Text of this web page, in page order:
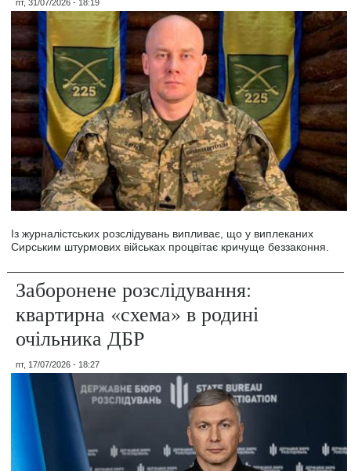
пт, 31/07/2026 - 18:19
Із журналістських розслідувань випливає, що у виплеканих
Сирським штурмових військах процвітає кричуще беззаконня.
Заборонене розслідування:
квартирна «схема» в родині
очільника ДБР
пт, 17/07/2026 - 18:27